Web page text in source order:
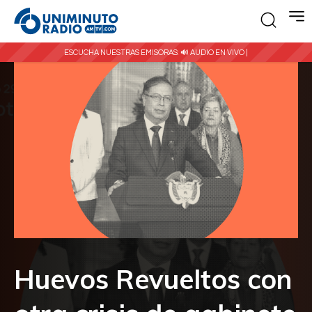
ESCUCHA NUESTRAS EMISORAS: 🔊 AUDIO EN VIVO |
Huevos Revueltos con